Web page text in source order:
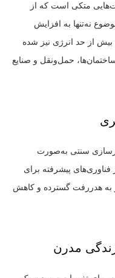
متکی است که از
نه‌تنها به افزایش
از حد انرژی نیز شده
حمل‌ونقل و صنایع
سنتی به‌صورت
پیشرفته برای
به هدررفت گسترده و کاهش